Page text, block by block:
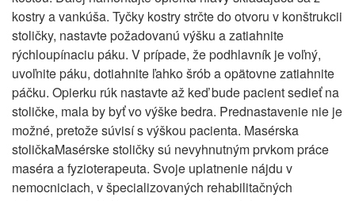
kostry a vankúša. Tyčky kostry strčte do otvoru v konštrukcii
stoličky, nastavte požadovanú výšku a zatiahnite
rýchloupínaciu páku. V prípade, že podhlavník je voľný,
uvoľnite páku, dotiahnite ľahko šrób a opätovne zatiahnite
páčku. Opierku rúk nastavte až keď bude pacient sedieť na
stoličke, mala by byť vo výške bedra. Prednastavenie nie je
možné, pretože súvisí s výškou pacienta. Masérska
stoličkaMasérske stoličky sú nevyhnutným prvkom práce
maséra a fyzioterapeuta. Svoje uplatnenie nájdu v
nemocniciach, v špecializovaných rehabilitačných